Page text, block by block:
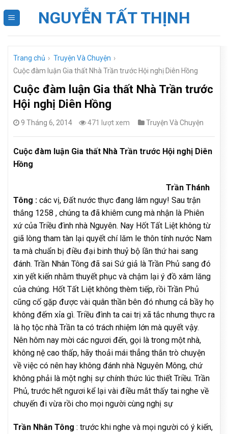
NGUYỄN TẤT THỊNH
Trang chủ › Truyện Và Chuyện ›
Cuộc đàm luận Gia thất Nhà Trần trước Hội nghị Diên Hồng
Cuộc đàm luận Gia thất Nhà Trần trước
Hội nghị Diên Hồng
9 Tháng 6, 2014 471 lượt xem Truyện Và Chuyện
Cuộc đàm luận Gia thất Nhà Trần trước Hội nghị Diên
Hồng
Trần Thánh
Tông : các vị, Đất nước thực đang lâm nguy! Sau trận
thắng 1258 , chúng ta đã khiêm cung mà nhận là Phiên
xứ của Triều đình nhà Nguyên. Nay Hốt Tất Liệt không từ
giã lòng tham tàn lại quyết chí lăm le thôn tính nước Nam
ta mà chuẩn bị điều đại binh thuỷ bộ lần thứ hai sang
đánh. Trần Nhân Tông đã sai Sứ giả là Trần Phủ sang đó
xin yết kiến nhằm thuyết phục và chậm lại ý đồ xâm lăng
của chúng. Hốt Tất Liệt không thèm tiếp, rồi Trần Phủ
cũng cố gặp được vài quân thần bên đó nhưng cả bầy họ
không đếm xỉa gì. Triều đình ta cai trị xã tắc nhưng thực ra
là họ tộc nhà Trần ta có trách nhiệm lớn mà quyết vậy.
Nên hôm nay mời các ngươi đến, gọi là trong một nhà,
không nệ cao thấp, hãy thoải mái thẳng thắn trò chuyện
về việc có nên hay không đánh nhà Nguyên Mông, chứ
không phải là một nghị sự chính thức lúc thiết Triều. Trần
Phủ, trước hết ngươi kể lại vài điều mắt thấy tai nghe về
chuyến đi vừa rồi cho mọi người cùng nghị sự
Trần Nhân Tông : trước khi nghe và mọi người có ý kiến,